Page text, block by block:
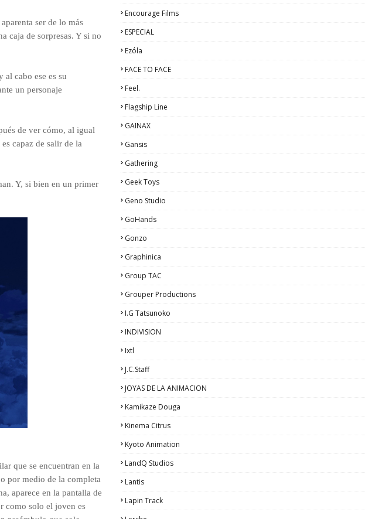
ser de lo más
caja de sorpresas. Y si no
cabo ese es su
un personaje
de ver cómo, al igual
capaz de salir de la
Y, si bien en un primer
que se encuentran en la
por medio de la completa
aparece en la pantalla de
como solo el joven es
Encourage Films
ESPECIAL
Ezόla
FACE TO FACE
Feel.
Flagship Line
GAINAX
Gansis
Gathering
Geek Toys
Geno Studio
GoHands
Gonzo
Graphinica
Group TAC
Grouper Productions
I.G Tatsunoko
INDIVISION
Ixtl
J.C.Staff
JOYAS DE LA ANIMACION
Kamikaze Douga
Kinema Citrus
Kyoto Animation
LandQ Studios
Lantis
Lapin Track